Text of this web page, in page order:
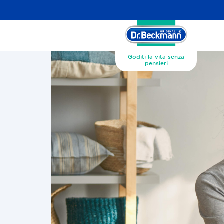
Goditi la vita senza
pensieri